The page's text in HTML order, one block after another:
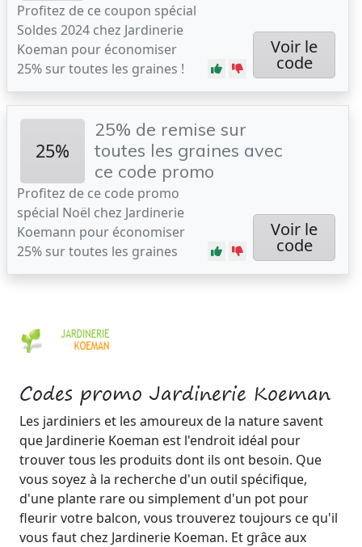
Codes promo Jardinerie Koeman
Les jardiniers et les amoureux de la nature savent
que Jardinerie Koeman est l'endroit idéal pour
trouver tous les produits dont ils ont besoin. Que
vous soyez à la recherche d'un outil spécifique,
d'une plante rare ou simplement d'un pot pour
fleurir votre balcon, vous trouverez toujours ce qu'il
vous faut chez Jardinerie Koeman. Et grâce aux
Profitez de ce coupon spécial
Soldes 2024 chez Jardinerie
Koeman pour économiser
25% sur toutes les graines !
Voir le
code
25%
25% de remise sur
toutes les graines avec
ce code promo
Profitez de ce code promo
spécial Noël chez Jardinerie
Koemann pour économiser
25% sur toutes les graines
Voir le
code